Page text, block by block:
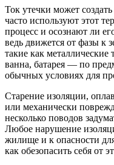
Ток утечки может
часто используют этот
процесс и осознают ли
ведь движется от фазы к
такие как
ванна, батарея — по
обычных условиях для
Старение изоляции,
или механически
несколько поводов
Любое нарушение
жилище и к опасности
как обезопасить себя от